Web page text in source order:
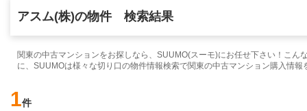
アスム(株)の物件 検索結果
関東の中古マンションをお探しなら、SUUMO(スーモ)にお任せ下さい！こ
に、SUUMOは様々な切り口の物件情報検索で関東の中古マンション購入情報
1件